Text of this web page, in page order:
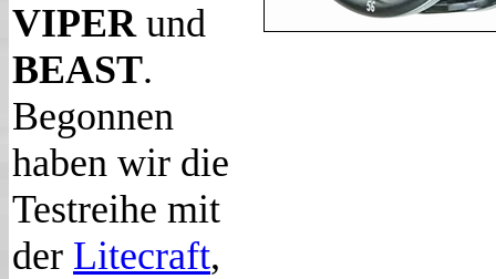
VIPERund
BEAST.
Begonnen
haben wir die
Testreihe mit
der Litecraft,